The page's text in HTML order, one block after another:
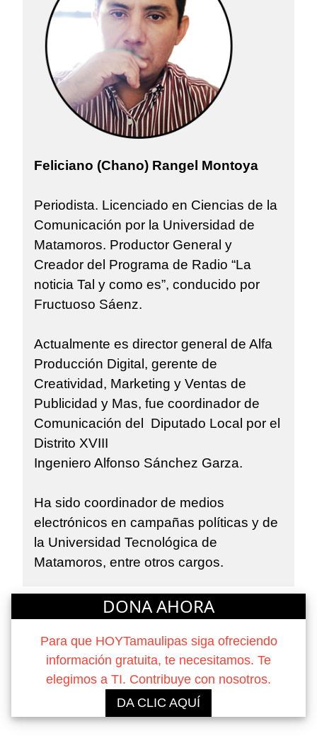
Feliciano (Chano) Rangel Montoya
Periodista. Licenciado en Ciencias de la
Comunicación por la Universidad de
Matamoros. Productor General y
Creador del Programa de Radio “La
noticia Tal y como es”, conducido por
Fructuoso Sáenz.
Actualmente es director general de Alfa
Producción Digital, gerente de
Creatividad, Marketing y Ventas de
Publicidad y Mas, fue coordinador de
Comunicación del Diputado Local por el
Distrito XVIII
Ingeniero Alfonso Sánchez Garza.
Ha sido coordinador de medios
electrónicos en campañas políticas y de
la Universidad Tecnológica de
Matamoros, entre otros cargos.
DONA AHORA
Para que HOYTamaulipas siga ofreciendo
información gratuita, te necesitamos. Te
elegimos a TI. Contribuye con nosotros.
DA CLIC AQUÍ